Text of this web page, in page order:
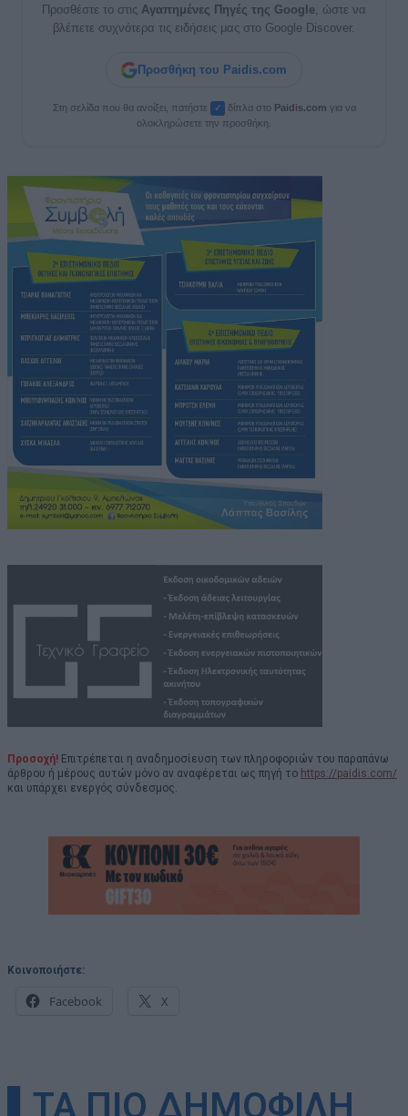
Προσθέστε το στις Αγαπημένες Πηγές της Google, ώστε να
βλέπετε συχνότερα τις ειδήσεις μας στο Google Discover.
Προσθήκη του Paidis.com
Στη σελίδα που θα ανοίξει, πατήστε ✓ δίπλα στο Paidis.com για να
ολοκληρώσετε την προσθήκη.
Προσοχή! Επιτρέπεται η αναδημοσίευση των πληροφοριών του παραπάνω
άρθρου ή μέρους αυτών μόνο αν αναφέρεται ως πηγή το https://paidis.com/
και υπάρχει ενεργός σύνδεσμος.
Κοινοποιήστε:
Facebook X
▌ΤΑ ΠΙΟ ΔΗΜΟΦΙΛΗ